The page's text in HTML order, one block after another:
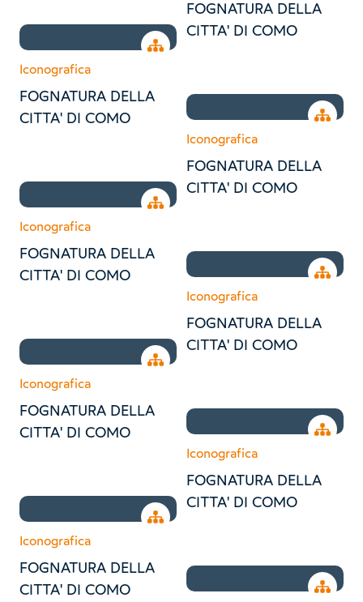
Open tree
Iconografica
FOGNATURA DELLA
CITTA' DI COMO
Open tree
Iconografica
FOGNATURA DELLA
CITTA' DI COMO
Open tree
Iconografica
FOGNATURA DELLA
CITTA' DI COMO
Open tree
Iconografica
FOGNATURA DELLA
CITTA' DI COMO
FOGNATURA DELLA
CITTA' DI COMO
Open
Iconografica
FOGNATURA DELLA
CITTA' DI COMO
Open
Iconografica
FOGNATURA DELLA
CITTA' DI COMO
Open
Iconografica
FOGNATURA DELLA
CITTA' DI COMO
Open